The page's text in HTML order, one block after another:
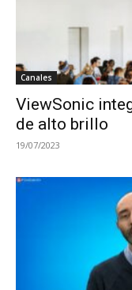
Canales
ViewSonic
de alto brillo
19/07/2023